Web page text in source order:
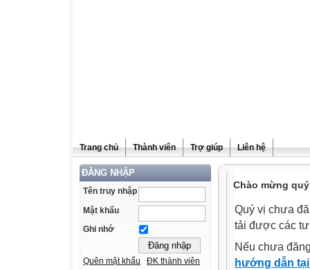
Trang chủ Thành viên Trợ giúp Liên hệ
ĐĂNG NHẬP
Tên truy nhập
Mật khẩu
Ghi nhớ
Quên mật khẩu ĐK thành viên
Chào mừng
Quý vị chưa
tải được các
Nếu chưa
hướng dẫn